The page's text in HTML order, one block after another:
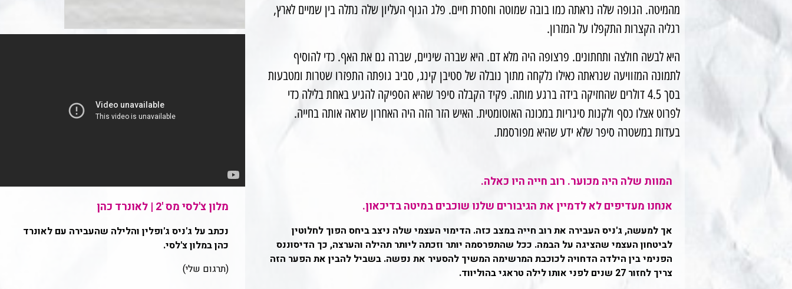
המוות שלה היה מכוער. רוב חייה היו כאלה.
אנחנו מעדיפים לא לדמיין את הגיבורים שלנו שוכבים במיטה בדיכאון.
אך למעשה, ג'ניס העבירה את רוב חייה במצב כזה. הדימוי העצמי שלה ניצב ביחס הפוך לחלוטין
לביטחון העצמי שהציגה על הבמה. ככל שהתפרסמה יותר וזכתה ליותר תהילה והערצה, כך הדיסוננס
הפנימי בין הילדה הדחויה לכוכבת המרשימה המשיך להסעיר את נפשה. בשביל להבין את הפער הזה
צריך לחזור 27 שנים לפני אותו לילה טראגי בהוליווד.
מלון צ'לסי מס '2 | לאונרד כהן
נכתב על ג'ניס ג'ופלין והלילה שהעבירה עם לאונרד
כהן במלון צ'לסי.
(תרגום שלי)
מהמיטה. הגופה שלה נראתה כמו בובה שמוטה וחסרת חיים. פלג הגוף העליון שלה נתלה בין שמיים לארץ,
רגליה הקצרות התקפלו על המזרון.
היא לבשה חולצה ותחתונים. פרצופה היה מלא דם. היא שברה שיניים, שברה גם את האף. כדי להוסיף
לתמונה המזוויעה שנראתה כאילו נלקחה מתוך נובלה של סטיבן קינג, סביב גופתה התפזרו שטרות ומטבעות
בסך 4.5 דולרים שהחזיקה בידה ברגע מותה. פקיד הקבלה סיפר שהיא הספיקה להגיע באחת בלילה כדי
לפרוט אצלו כסף ולקנות סיגריות במכונה האוטומטית. האיש הזר הזה היה האחרון שראה אותה בחייה.
בעדות במשטרה סיפר שלא ידע שהיא מפורסמת.